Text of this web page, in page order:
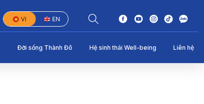
VI EN
Đời sống Thành Đô Hệ sinh thái Well-being Liên hệ